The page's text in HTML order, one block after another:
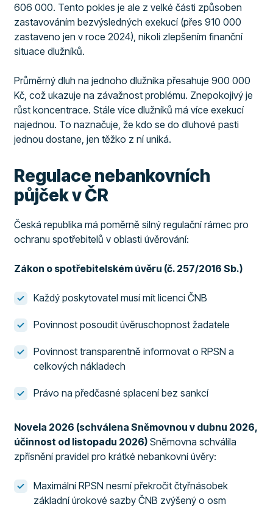
606 000. Tento pokles je ale z velké části způsoben
zastavováním bezvýsledných exekucí (přes 910 000
zastaveno jen v roce 2024), nikoli zlepšením finanční
situace dlužníků.
Průměrný dluh na jednoho dlužníka přesahuje 900 000
Kč, což ukazuje na závažnost problému. Znepokojivý je
růst koncentrace. Stále více dlužníků má více exekucí
najednou. To naznačuje, že kdo se do dluhové pasti
jednou dostane, jen těžko z ní uniká.
Regulace nebankovních
půjček v ČR
Česká republika má poměrně silný regulační rámec pro
ochranu spotřebitelů v oblasti úvěrování:
Zákon o spotřebitelském úvěru (č. 257/2016 Sb.)
Každý poskytovatel musí mít licenci ČNB
Povinnost posoudit úvěruschopnost žadatele
Povinnost transparentně informovat o RPSN a
celkových nákladech
Právo na předčasné splacení bez sankcí
Novela 2026 (schválena Sněmovnou v dubnu 2026,
účinnost od listopadu 2026) Sněmovna schválila
zpřísnění pravidel pro krátké nebankovní úvěry:
Maximální RPSN nesmí překročit čtyřnásobek
základní úrokové sazby ČNB zvýšený o osm